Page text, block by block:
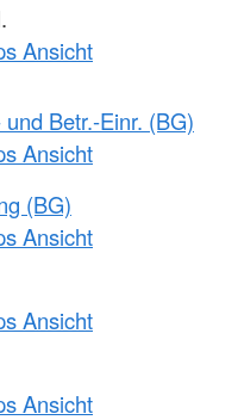
Ansicht
Betr.-Einr. (BG)
Ansicht
(BG)
Ansicht
Ansicht
Ansicht